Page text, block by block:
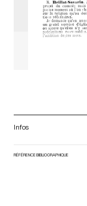
Infos
RÉFÉRENCE BIBLIOGRAPHIQUE